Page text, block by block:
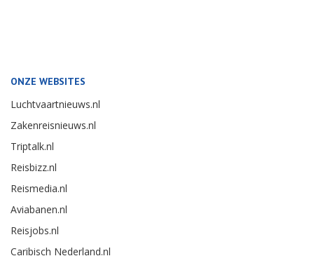
ONZE WEBSITES
Luchtvaartnieuws.nl
Zakenreisnieuws.nl
Triptalk.nl
Reisbizz.nl
Reismedia.nl
Aviabanen.nl
Reisjobs.nl
Caribisch Nederland.nl